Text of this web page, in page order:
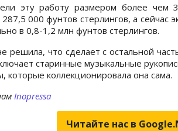
эту работу размером более чем
000 фунтов стерлингов, а сейчас
в 0,8-1,2 млн фунтов стерлингов.
решила, что сделает с остальной
старинные музыкальные
которые коллекционировала она сама.
Inopressa
Читайте нас в